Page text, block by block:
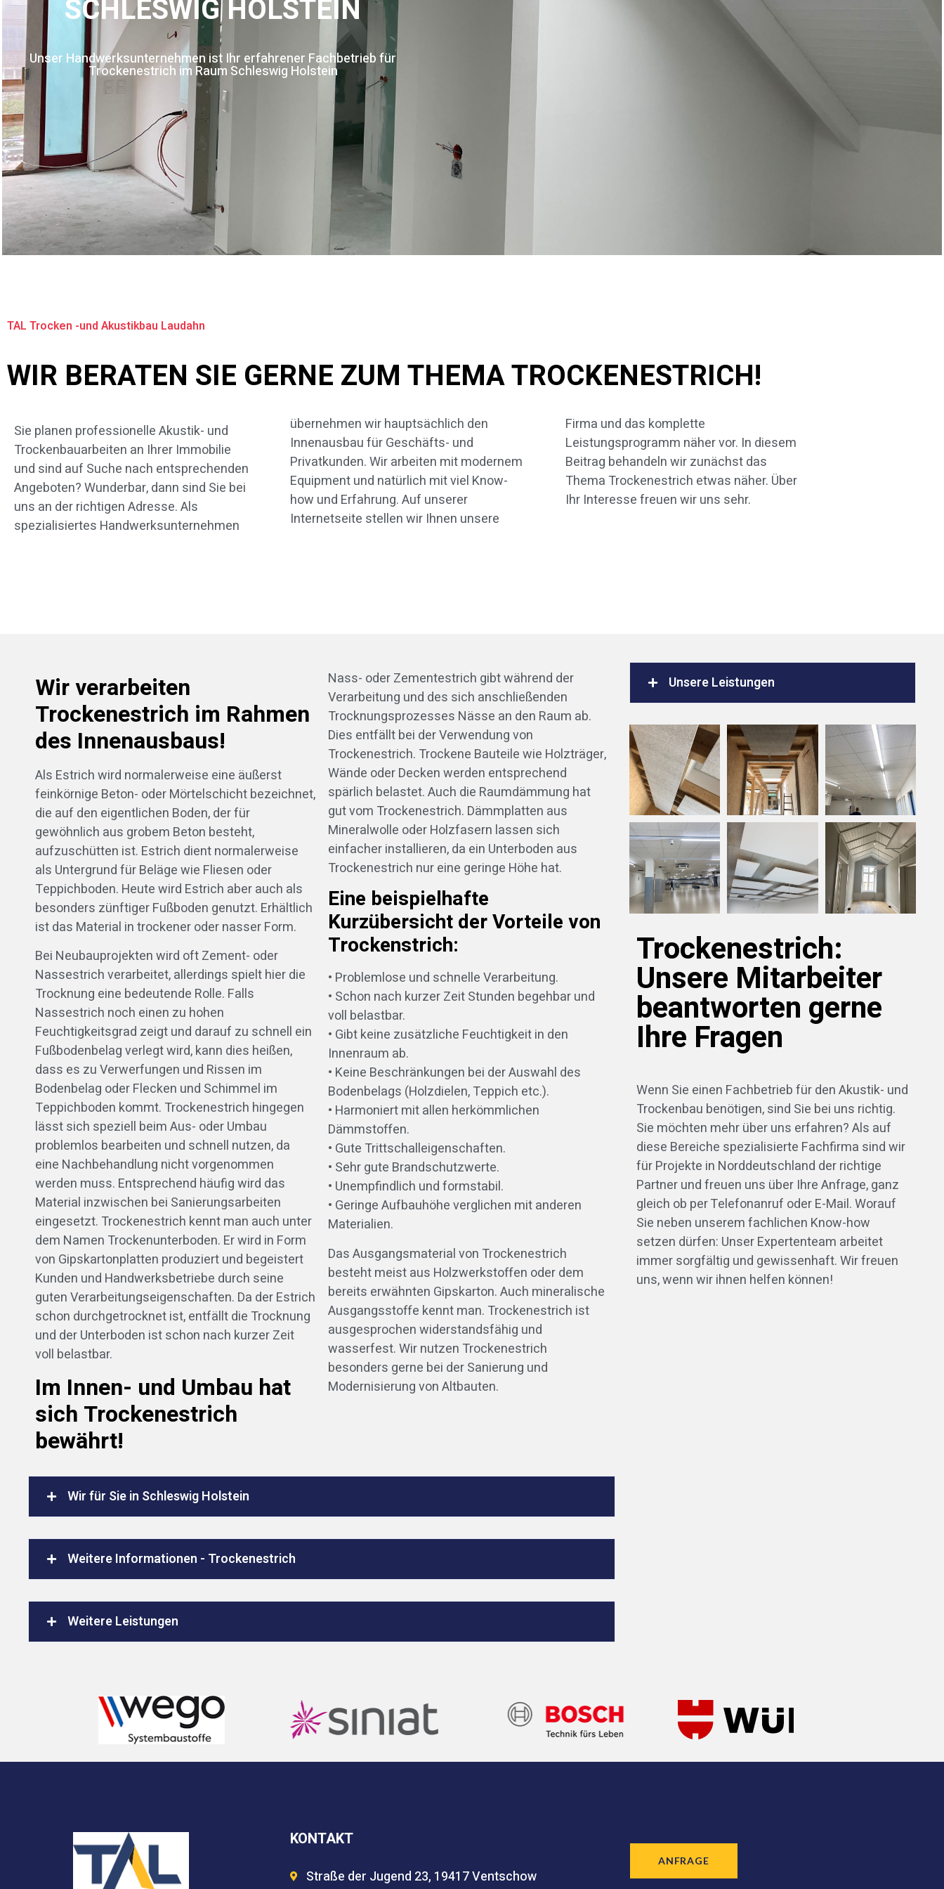
SCHLESWIG HOLSTEIN
Unser Handwerksunternehmen ist Ihr erfahrener Fachbetrieb für
Trockenestrich im Raum Schleswig Holstein
TAL Trocken -und Akustikbau Laudahn
WIR BERATEN SIE GERNE ZUM THEMA TROCKENESTRICH!
Sie planen professionelle Akustik- und
Trockenbauarbeiten an Ihrer Immobilie
und sind auf Suche nach entsprechenden
Angeboten? Wunderbar, dann sind Sie bei
uns an der richtigen Adresse. Als
spezialisiertes Handwerksunternehmen
übernehmen wir hauptsächlich den
Innenausbau für Geschäfts- und
Privatkunden. Wir arbeiten mit modernem
Equipment und natürlich mit viel Know-
how und Erfahrung. Auf unserer
Internetseite stellen wir Ihnen unsere
Firma und das komplette
Leistungsprogramm näher vor. In diesem
Beitrag behandeln wir zunächst das
Thema Trockenestrich etwas näher. Über
Ihr Interesse freuen wir uns sehr.
Wir verarbeiten
Trockenestrich im Rahmen
des Innenausbaus!
Als Estrich wird normalerweise eine äußerst
feinkörnige Beton- oder Mörtelschicht bezeichnet,
die auf den eigentlichen Boden, der für
gewöhnlich aus grobem Beton besteht,
aufzuschütten ist. Estrich dient normalerweise
als Untergrund für Beläge wie Fliesen oder
Teppichboden. Heute wird Estrich aber auch als
besonders zünftiger Fußboden genutzt. Erhältlich
ist das Material in trockener oder nasser Form.
Bei Neubauprojekten wird oft Zement- oder
Nassestrich verarbeitet, allerdings spielt hier die
Trocknung eine bedeutende Rolle. Falls
Nassestrich noch einen zu hohen
Feuchtigkeitsgrad zeigt und darauf zu schnell ein
Fußbodenbelag verlegt wird, kann dies heißen,
dass es zu Verwerfungen und Rissen im
Bodenbelag oder Flecken und Schimmel im
Teppichboden kommt. Trockenestrich hingegen
lässt sich speziell beim Aus- oder Umbau
problemlos bearbeiten und schnell nutzen, da
eine Nachbehandlung nicht vorgenommen
werden muss. Entsprechend häufig wird das
Material inzwischen bei Sanierungsarbeiten
eingesetzt. Trockenestrich kennt man auch unter
dem Namen Trockenunterboden. Er wird in Form
von Gipskartonplatten produziert und begeistert
Kunden und Handwerksbetriebe durch seine
guten Verarbeitungseigenschaften. Da der Estrich
schon durchgetrocknet ist, entfällt die Trocknung
und der Unterboden ist schon nach kurzer Zeit
voll belastbar.
Im Innen- und Umbau hat
sich Trockenestrich
bewährt!
Nass- oder Zementestrich gibt während der
Verarbeitung und des sich anschließenden
Trocknungsprozesses Nässe an den Raum ab.
Dies entfällt bei der Verwendung von
Trockenestrich. Trockene Bauteile wie Holzträger,
Wände oder Decken werden entsprechend
spärlich belastet. Auch die Raumdämmung hat
gut vom Trockenestrich. Dämmplatten aus
Mineralwolle oder Holzfasern lassen sich
einfacher installieren, da ein Unterboden aus
Trockenestrich nur eine geringe Höhe hat.
Eine beispielhafte
Kurzübersicht der Vorteile von
Trockenstrich:
• Problemlose und schnelle Verarbeitung.
• Schon nach kurzer Zeit Stunden begehbar und
voll belastbar.
• Gibt keine zusätzliche Feuchtigkeit in den
Innenraum ab.
• Keine Beschränkungen bei der Auswahl des
Bodenbelags (Holzdielen, Teppich etc.).
• Harmoniert mit allen herkömmlichen
Dämmstoffen.
• Gute Trittschalleigenschaften.
• Sehr gute Brandschutzwerte.
• Unempfindlich und formstabil.
• Geringe Aufbauhöhe verglichen mit anderen
Materialien.
Das Ausgangsmaterial von Trockenestrich
besteht meist aus Holzwerkstoffen oder dem
bereits erwähnten Gipskarton. Auch mineralische
Ausgangsstoffe kennt man. Trockenestrich ist
ausgesprochen widerstandsfähig und
wasserfest. Wir nutzen Trockenestrich
besonders gerne bei der Sanierung und
Modernisierung von Altbauten.
Wir für Sie in Schleswig Holstein
Weitere Informationen - Trockenestrich
Weitere Leistungen
Unsere Leistungen
Trockenestrich:
Unsere Mitarbeiter
beantworten gerne
Ihre Fragen
Wenn Sie einen Fachbetrieb für den Akustik- und
Trockenbau benötigen, sind Sie bei uns richtig.
Sie möchten mehr über uns erfahren? Als auf
diese Bereiche spezialisierte Fachfirma sind wir
für Projekte in Norddeutschland der richtige
Partner und freuen uns über Ihre Anfrage, ganz
gleich ob per Telefonanruf oder E-Mail. Worauf
Sie neben unserem fachlichen Know-how
setzen dürfen: Unser Expertenteam arbeitet
immer sorgfältig und gewissenhaft. Wir freuen
uns, wenn wir ihnen helfen können!
KONTAKT
Straße der Jugend 23, 19417 Ventschow
ANFRAGE